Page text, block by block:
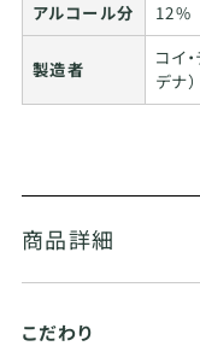
アルコール分
12%
製造者
コイ
デナ）
商品詳細
こだわり